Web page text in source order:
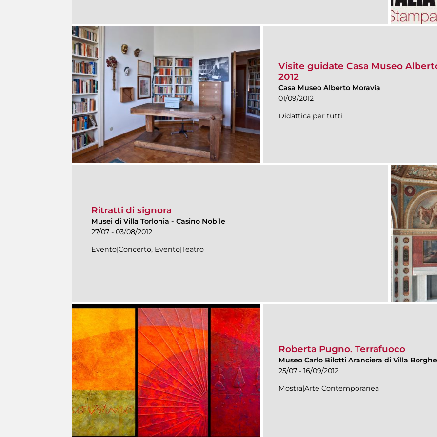
Visite guidate Casa Museo
2012
Casa Museo Alberto Moravia
01/09/2012
Didattica per tutti
Ritratti di signora
Musei di Villa Torlonia - Casino Nobile
27/07 - 03/08/2012
Evento|Concerto, Evento|Teatro
Roberta Pugno. Terrafuoco
Museo Carlo Bilotti Aranciera di Villa
25/07 - 16/09/2012
Mostra|Arte Contemporanea